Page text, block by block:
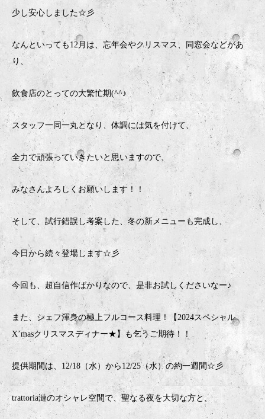
少し安心しました☆彡
なんといっても12月は、忘年会やクリスマス、同窓会などがあ
り、
飲食店のとっての大繁忙期(^^♪
スタッフ一同一丸となり、体調には気を付けて、
全力で頑張っていきたいと思いますので、
みなさんよろしくお願いします！！
そして、試行錯誤し考案した、冬の新メニューも完成し、
今日から続々登場します☆彡
今回も、超自信作ばかりなので、是非お試しくださいなー♪
また、シェフ渾身の極上フルコース料理！【2024スペシャル
X’masクリスマスディナー★】も乞うご期待！！
提供期間は、12/18（水）から12/25（水）の約一週間☆彡
trattoria漣のオシャレ空間で、聖なる夜を大切な方と、